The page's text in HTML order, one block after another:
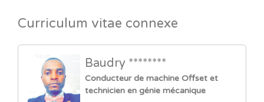
Curriculum vitae connexe
Baudry ********
Conducteur de machine Offset et
technicien en génie mécanique